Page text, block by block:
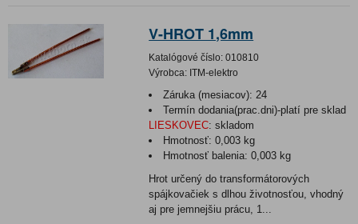
V-HROT 1,6mm
Katalógové číslo: 010810
Výrobca: ITM-elektro
Záruka (mesiacov): 24
Termín dodania(prac.dni)-platí pre sklad
LIESKOVEC: skladom
Hmotnosť:0,003 kg
Hmotnosť balenia:0,003 kg
Hrot určený do transformátorových
spájkovačiek s dlhou životnosťou, vhodný
aj pre jemnejšiu prácu, 1...